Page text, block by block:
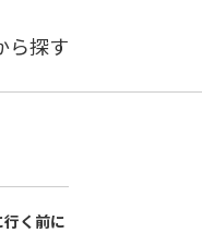
ら探す
く前に